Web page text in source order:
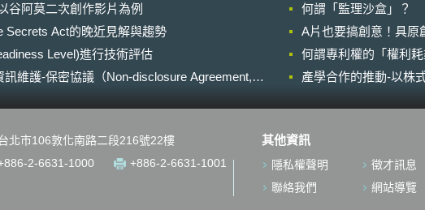
怖
行之
下簡
園
）、
律。草案內容雖尚未定稿，但修正方
向略有以下幾點： 首先，德國未
來新法不僅參考GDPR、也試圖將該
法與GDPR及歐盟2016年5月4日公告
之歐盟資訊保護指令
Directive(EU)2016/680相互連結。該
防，調查，偵查等訴追刑事犯罪或執
保護以及對資訊自由流通指令。
其次，新法將遵循GDPR的結構，並
利用一些除外規定，如：在資料處理
（DPO）的義務。某些如通知當事人
售之產品包含啦啦隊
等。 Varsity公司於2014年向美國
田納西州西區聯邦地
司提起著作權、商標
本文將針對著作權爭
Varsity公司控告Star
相似於其五件已註冊
源：JD Supra, LLC彙
公司指出Star公司之啦
Varsity公司已註冊為
隊服設計[1] Varsity公司所擁有之
谷阿莫二次創作影片為例
何謂「監理沙盒」？
Secrets Act的晚近見解與趨勢
A片也要搞創意！具原
Level)進行技術評估
何謂專利權的「權利
維護-保密協議（Non-disclosure Agreement,
產學合作的推動-以株
北市106敦化南路二段216號22樓
2-6631-1000
+886-2-6631-1001
其他資訊
隱私權聲明
徵才訊息
聯絡我們
網站導覽